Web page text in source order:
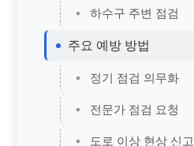
하수구 주변 점검
주요 예방 방법
정기 점검 의무화
전문가 점검 요청
도로 이상 현상 신고